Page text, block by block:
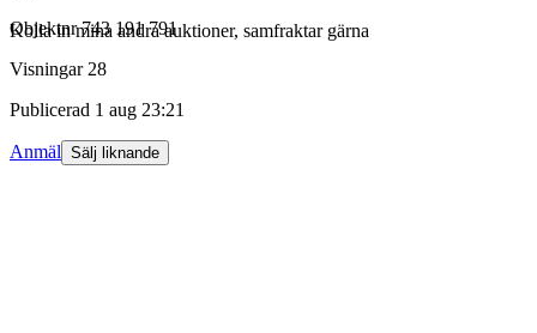
Kolla in mina andra auktioner, samfraktar gärna
Objektnr 743 191 791
Visningar 28
Publicerad 1 aug 23:21
Anmäl Sälj liknande